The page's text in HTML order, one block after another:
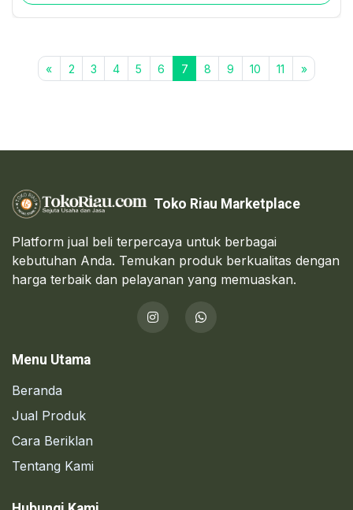
« 2 3 4 5 6 7 8 9 10 11 »
Toko Riau Marketplace
Platform jual beli terpercaya untuk berbagai
kebutuhan Anda. Temukan produk berkualitas dengan
harga terbaik dan pelayanan yang memuaskan.
Menu Utama
Beranda
Jual Produk
Cara Beriklan
Tentang Kami